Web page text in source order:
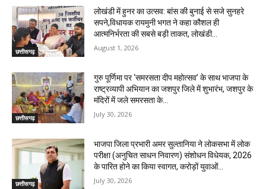
छत्तीसगढ़
लोखंडी में हुनर का उत्सव: बांस की बुनाई से सजे सुनहरे
सपने,विधायक रायमुनी भगत ने कहा कौशल ही
आत्मनिर्भरता की सबसे बड़ी ताकत, लोखंडी...
August 1, 2026
छत्तीसगढ़
गुरु पूर्णिमा पर ‘समरसता दीप महोत्सव’ के साथ भाजपा के
राष्ट्रव्यापी अभियान का जशपुर जिले में शुभारंभ, जशपुर के
मंदिरों में जले समरसता के...
July 30, 2026
छत्तीसगढ़
भाजपा जिला प्रभारी अमर सुल्तानिया ने लोकसभा में लोक
परीक्षा (अनुचित साधन निवारण) संशोधन विधेयक, 2026
के पारित होने का किया स्वागत, करोड़ों युवाओं...
July 30, 2026